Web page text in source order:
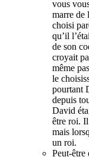
vous
marre de
choisi
qu’il
de son
croyait
même
le
pourtant
depuis
David
être roi. Il
mais
un roi.
Peut-être